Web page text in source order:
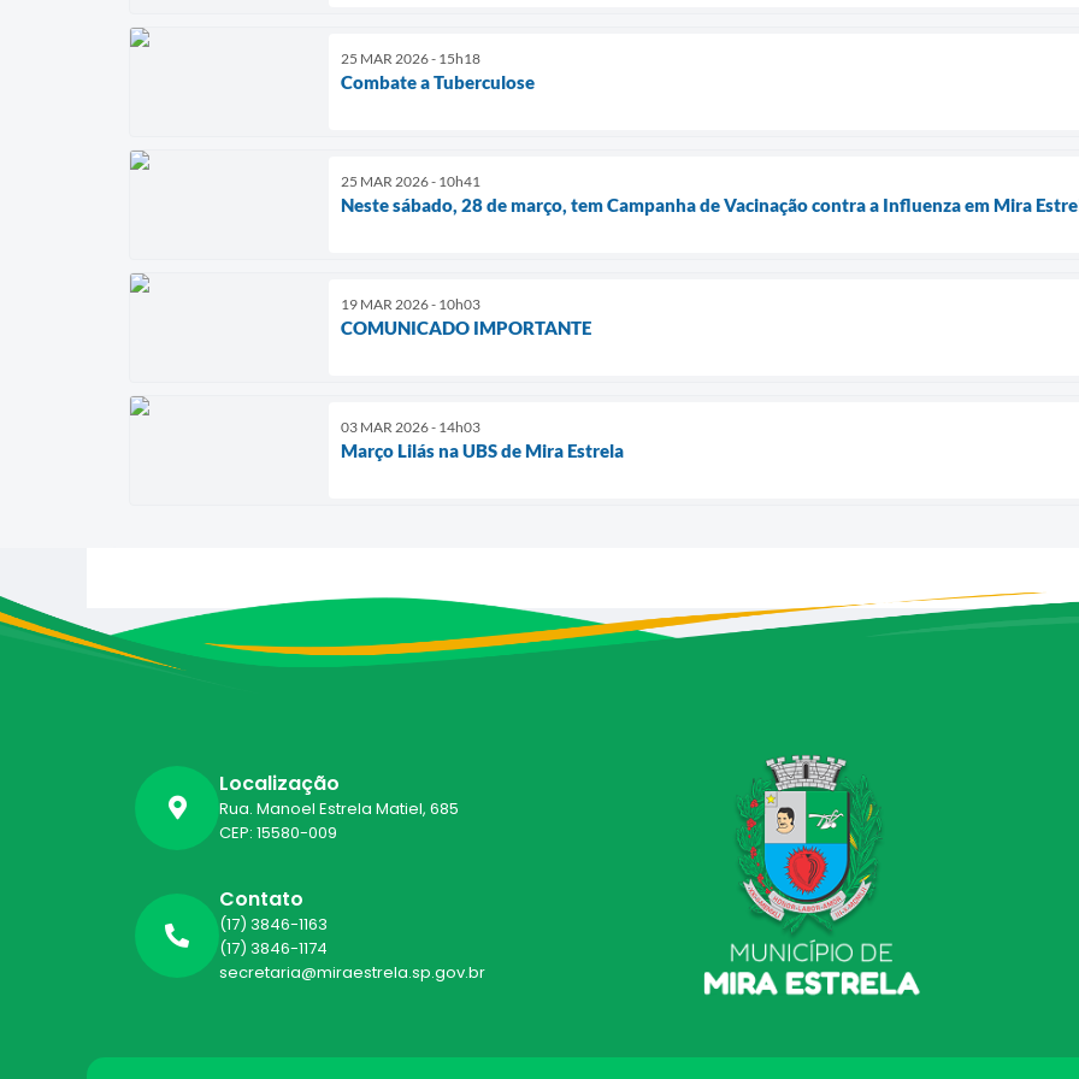
25 MAR 2026 - 15h18
Combate a Tuberculose
25 MAR 2026 - 10h41
Neste sábado, 28 de março, tem Campanha de Vacinação contra a Influenza em Mira
19 MAR 2026 - 10h03
COMUNICADO IMPORTANTE
03 MAR 2026 - 14h03
Março Lilás na UBS de Mira Estrela
Localização
Rua. Manoel Estrela Matiel, 685
CEP: 15580-009
Contato
(17) 3846-1163
(17) 3846-1174
secretaria@miraestrela.sp.gov.br